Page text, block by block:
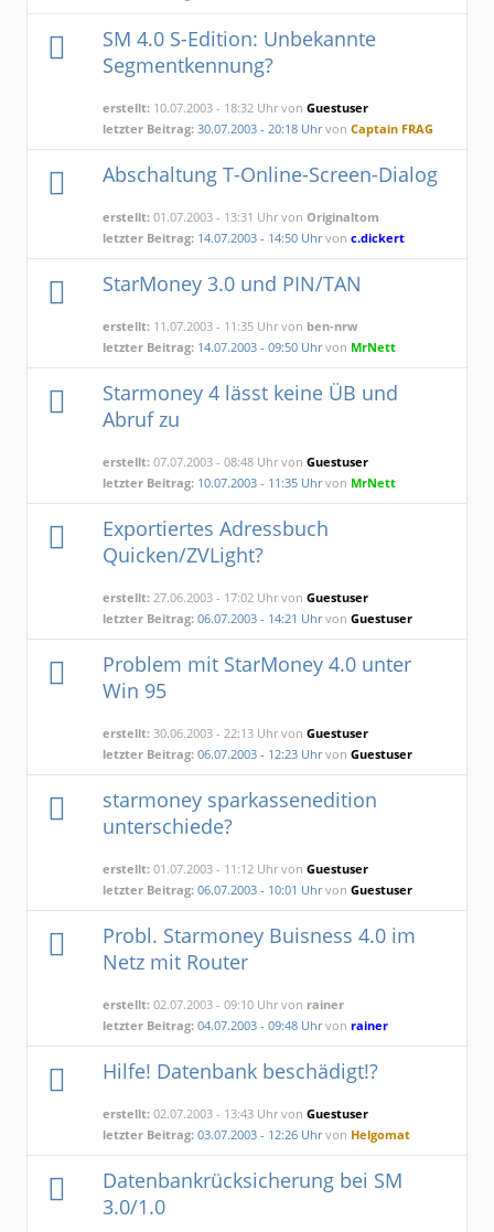
SM 4.0 S-Edition: Unbekannte
Segmentkennung?
erstellt: 10.07.2003 - 18:32 Uhr vonGuestuser
letzter Beitrag: 30.07.2003 - 20:18 UhrvonCaptain FRAG
Abschaltung T-Online-Screen-Dialog
erstellt: 01.07.2003 - 13:31 Uhr vonOriginaltom
letzter Beitrag: 14.07.2003 - 14:50 Uhrvonc.dickert
StarMoney 3.0 und PIN/TAN
erstellt: 11.07.2003 - 11:35 Uhr von ben-nrw
letzter Beitrag: 14.07.2003 - 09:50 Uhrvon MrNett
Starmoney 4 lässt keine ÜB und
Abruf zu
erstellt: 07.07.2003 - 08:48 Uhr vonGuestuser
letzter Beitrag: 10.07.2003 - 11:35 Uhrvon MrNett
Exportiertes Adressbuch
Quicken/ZVLight?
erstellt: 27.06.2003 - 17:02 Uhr vonGuestuser
letzter Beitrag: 06.07.2003 - 14:21 UhrvonGuestuser
Problem mit StarMoney 4.0 unter
Win 95
erstellt: 30.06.2003 - 22:13 Uhr vonGuestuser
letzter Beitrag: 06.07.2003 - 12:23 UhrvonGuestuser
starmoney sparkassenedition
unterschiede?
erstellt: 01.07.2003 - 11:12 Uhr vonGuestuser
letzter Beitrag: 06.07.2003 - 10:01 UhrvonGuestuser
Probl. Starmoney Buisness 4.0 im
Netz mit Router
erstellt: 02.07.2003 - 09:10 Uhr von rainer
letzter Beitrag: 04.07.2003 - 09:48 Uhrvonrainer
Hilfe! Datenbank beschädigt!?
erstellt: 02.07.2003 - 13:43 Uhr vonGuestuser
letzter Beitrag: 03.07.2003 - 12:26 Uhrvon Helgomat
Datenbankrücksicherung bei SM
3.0/1.0